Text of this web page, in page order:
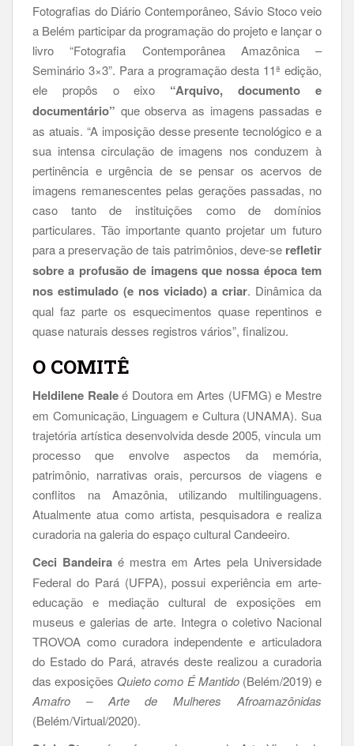
Fotografias do Diário Contemporâneo, Sávio Stoco veio
a Belém participar da programação do projeto e lançar o
livro “Fotografia Contemporânea Amazônica –
Seminário 3×3”. Para a programação desta 11ª edição,
ele propôs o eixo “Arquivo, documento e
documentário” que observa as imagens passadas e
as atuais. “A imposição desse presente tecnológico e a
sua intensa circulação de imagens nos conduzem à
pertinência e urgência de se pensar os acervos de
imagens remanescentes pelas gerações passadas, no
caso tanto de instituições como de domínios
particulares. Tão importante quanto projetar um futuro
para a preservação de tais patrimônios, deve-se refletir
sobre a profusão de imagens que nossa época tem
nos estimulado (e nos viciado) a criar. Dinâmica da
qual faz parte os esquecimentos quase repentinos e
quase naturais desses registros vários”, finalizou.
O COMITÊ
Heldilene Realeé Doutora em Artes (UFMG) e Mestre
em Comunicação, Linguagem e Cultura (UNAMA). Sua
trajetória artística desenvolvida desde 2005, vincula um
processo que envolve aspectos da memória,
patrimônio, narrativas orais, percursos de viagens e
conflitos na Amazônia, utilizando multilinguagens.
Atualmente atua como artista, pesquisadora e realiza
curadoria na galeria do espaço cultural Candeeiro.
Ceci Bandeira é mestra em Artes pela Universidade
Federal do Pará (UFPA), possui experiência em arte-
educação e mediação cultural de exposições em
museus e galerias de arte. Integra o coletivo Nacional
TROVOA como curadora independente e articuladora
do Estado do Pará, através deste realizou a curadoria
das exposições Quieto como É Mantido(Belém/2019) e
Amafro – Arte de Mulheres Afroamazônidas
(Belém/Virtual/2020).